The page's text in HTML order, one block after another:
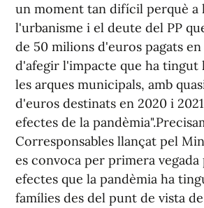
un moment tan difícil perquè a
l'urbanisme i el deute del PP
de 50 milions d'euros pagats
d'afegir l'impacte que ha tingut
les arques municipals, amb
d'euros destinats en 2020 i
efectes de la
Corresponsables llançat pel
es convoca per primera vegada
efectes que la pandèmia ha
famílies des del punt de vista